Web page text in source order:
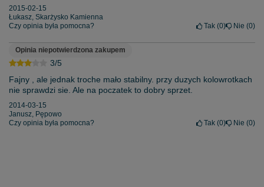
2015-02-15
Łukasz, Skarżysko Kamienna
Czy opinia była pomocna?
Tak 0 Nie 0
3/5
Opinia niepotwierdzona zakupem
Fajny , ale jednak troche mało stabilny. przy duzych kolowrotkach
nie sprawdzi sie. Ale na poczatek to dobry sprzet.
2014-03-15
Janusz, Pępowo
Czy opinia była pomocna?
Tak 0 Nie 0